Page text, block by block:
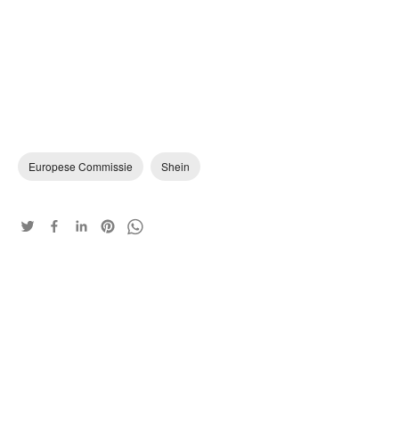
Europese Commissie Shein